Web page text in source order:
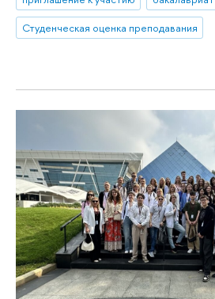
Студенческая оценка преподавания